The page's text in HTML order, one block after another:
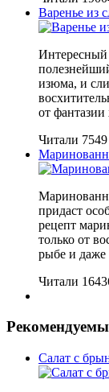
Варенье из
Интересный
изюма, и
от фантазии
Читали 7549
придаст
рецепт
только от
рыбе и даже
Читали
Салат с